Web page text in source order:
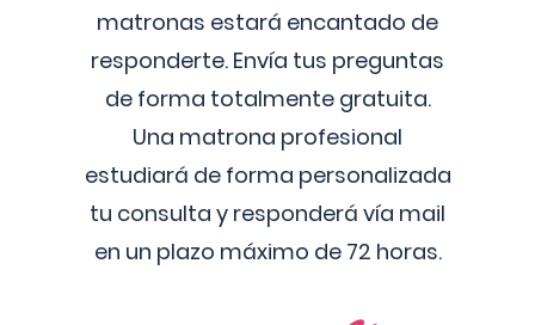
matronas estará encantado de
responderte. Envía tus preguntas
de forma totalmente gratuita.
Una matrona profesional
estudiará de forma personalizada
tu consulta y responderá vía mail
en un plazo máximo de 72 horas.